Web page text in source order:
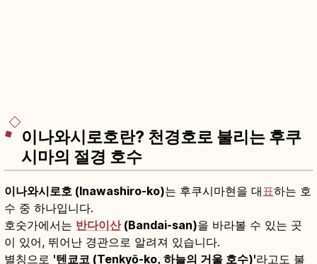
이나와시로호란? 천경호로 불리는 후쿠
시마의 절경 호수
이나와시로호 (Inawashiro-ko)는 후쿠시마현을 대표하는 호
수 중 하나입니다.
호숫가에서는 반다이산(Bandai-san)을 바라볼 수 있는 곳
이 있어, 뛰어난 경관으로 알려져 있습니다.
별칭으로 '텐쿄코 (Tenkyō-ko, 하늘의 거울 호수)'라고도 불